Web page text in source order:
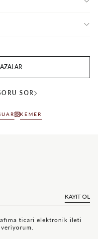
SOR
KEMER
KAYIT OL
ticari elektronik ileti